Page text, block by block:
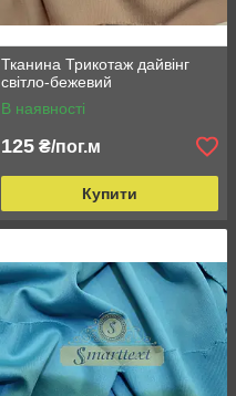
Тканина Трикотаж дайвінг
світло-бежевий
В наявності
125 ₴/пог.м
Купити